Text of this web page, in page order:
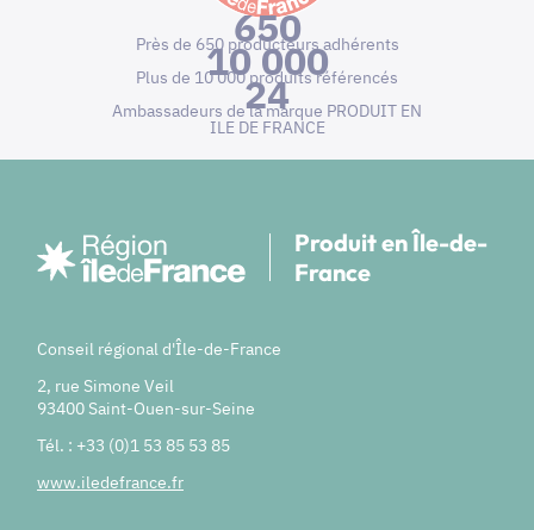
650
Près de 650 producteurs adhérents
10 000
Plus de 10 000 produits référencés
24
Ambassadeurs de la marque PRODUIT EN
ILE DE FRANCE
Produit en Île-de-
France
Conseil régional d'Île-de-France
2, rue Simone Veil
93400 Saint-Ouen-sur-Seine
Tél. : +33 (0)1 53 85 53 85
www.iledefrance.fr